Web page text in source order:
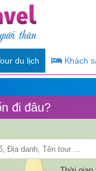
du lịch Khách
đi đâu?